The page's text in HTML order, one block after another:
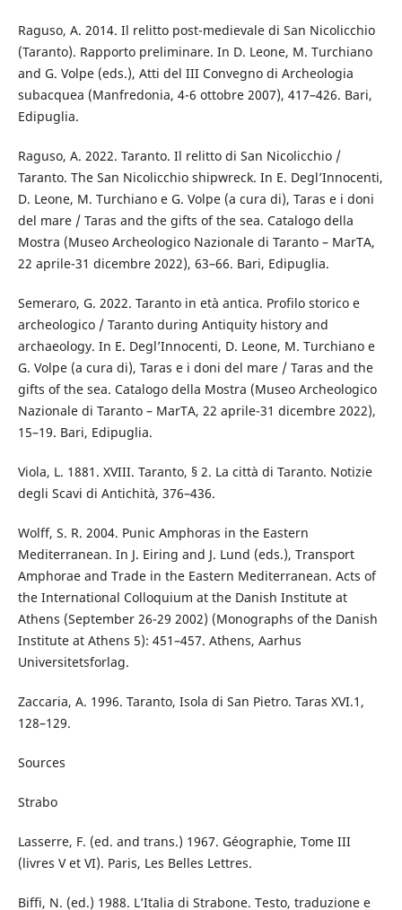
Raguso, A. 2014. Il relitto post-medievale di San Nicolicchio
(Taranto). Rapporto preliminare. In D. Leone, M. Turchiano
and G. Volpe (eds.), Atti del III Convegno di Archeologia
subacquea (Manfredonia, 4-6 ottobre 2007), 417–426. Bari,
Edipuglia.
Raguso, A. 2022. Taranto. Il relitto di San Nicolicchio /
Taranto. The San Nicolicchio shipwreck. In E. Degl’Innocenti,
D. Leone, M. Turchiano e G. Volpe (a cura di), Taras e i doni
del mare / Taras and the gifts of the sea. Catalogo della
Mostra (Museo Archeologico Nazionale di Taranto – MarTA,
22 aprile-31 dicembre 2022), 63–66. Bari, Edipuglia.
Semeraro, G. 2022. Taranto in età antica. Profilo storico e
archeologico / Taranto during Antiquity history and
archaeology. In E. Degl’Innocenti, D. Leone, M. Turchiano e
G. Volpe (a cura di), Taras e i doni del mare / Taras and the
gifts of the sea. Catalogo della Mostra (Museo Archeologico
Nazionale di Taranto – MarTA, 22 aprile-31 dicembre 2022),
15–19. Bari, Edipuglia.
Viola, L. 1881. XVIII. Taranto, § 2. La città di Taranto. Notizie
degli Scavi di Antichità, 376–436.
Wolff, S. R. 2004. Punic Amphoras in the Eastern
Mediterranean. In J. Eiring and J. Lund (eds.), Transport
Amphorae and Trade in the Eastern Mediterranean. Acts of
the International Colloquium at the Danish Institute at
Athens (September 26-29 2002) (Monographs of the Danish
Institute at Athens 5): 451–457. Athens, Aarhus
Universitetsforlag.
Zaccaria, A. 1996. Taranto, Isola di San Pietro. Taras XVI.1,
128–129.
Sources
Strabo
Lasserre, F. (ed. and trans.) 1967. Géographie, Tome III
(livres V et VI). Paris, Les Belles Lettres.
Biffi, N. (ed.) 1988. L’Italia di Strabone. Testo, traduzione e